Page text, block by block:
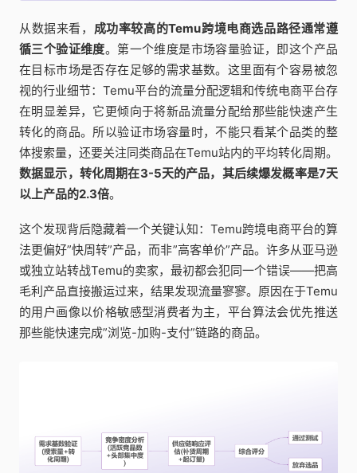
从数据来看， 成功率较高的Temu跨境电商选品路径通常遵
循三个验证维度。第一个维度是市场容量验证，即这个产品
在目标市场是否存在足够的需求基数。这里面有个容易被忽
视的行业细节：Temu平台的流量分配逻辑和传统电商平台存
在明显差异，它更倾向于将新品流量分配给那些能快速产生
转化的商品。所以验证市场容量时，不能只看某个品类的整
体搜索量，还要关注同类商品在Temu站内的平均转化周期。
数据显示，转化周期在3-5天的产品，其后续爆发概率是7天
以上产品的2.3倍。
这个发现背后隐藏着一个关键认知：Temu跨境电商平台的算
法更偏好”快周转”产品，而非”高客单价”产品。许多从亚马逊
或独立站转战Temu的卖家，最初都会犯同一个错误——把高
毛利产品直接搬运过来，结果发现流量寥寥。原因在于Temu
的用户画像以价格敏感型消费者为主，平台算法会优先推送
那些能快速完成”浏览-加购-支付”链路的商品。